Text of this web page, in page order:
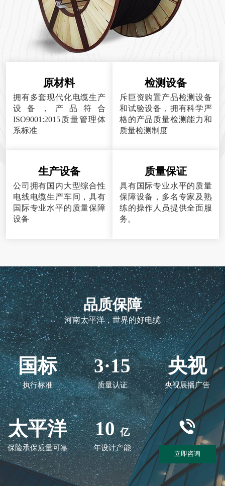
原材料
拥有多套现代化电缆生产
设备，产品符合
ISO9001:2015质量管理体
系标准
检测设备
斥巨资购置产品检测设备
和试验设备，拥有科学严
格的产品质量检测能力和
质量检测制度
生产设备
公司拥有国内大型综合性
电线电缆生产车间，具有
国际专业水平的质量保障
设备
质量保证
具有国际专业水平的质量
保障设备，多名专家及熟
练的操作人员提供全面服
务。
品质保障
河南太平洋，世界的好电缆
国标
执行标准
3·15
质量认证
央视
央视展播广告
太平洋
保险承保质量可靠
10 亿
年设计产能
立即咨询